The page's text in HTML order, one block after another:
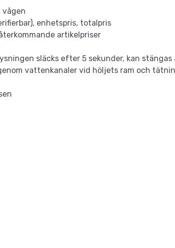
vågen
enhetspris, totalpris
artikelpriser
släcks efter 5 sekunder, kan stängas
vattenkanaler vid höljets ram och